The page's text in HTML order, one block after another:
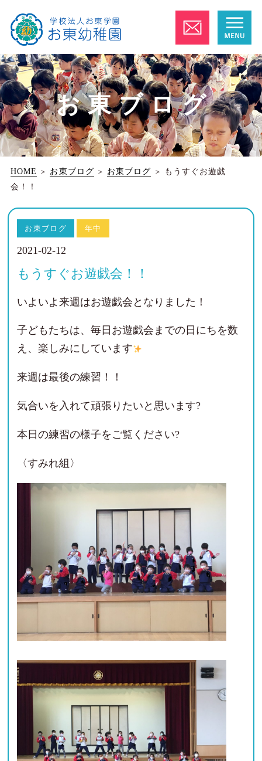
お東ブログ
HOME ＞ お東ブログ ＞ お東ブログ ＞
もうすぐお遊戯
会！！
お東ブログ 年中
2021-02-12
もうすぐお遊戯会！！
いよいよ来週はお遊戯会となりました！
子どもたちは、毎日お遊戯会までの日にちを数
え、楽しみにしています
来週は最後の練習！！
気合いを入れて頑張りたいと思います?
本日の練習の様子をご覧ください?
〈すみれ組〉